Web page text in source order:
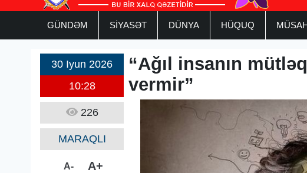
GÜNDƏM SİYASƏT DÜNYA HÜQUQ
30 Iyun 2026
10:28
226
MARAQLI
A- A+
“Ağıl insanın
vermir”